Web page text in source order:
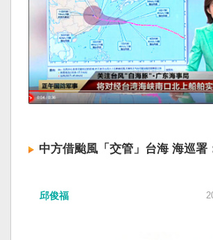
有中國國徽，趕緊再次上網購買台
動前一日廠商把活動道具集中一處
一次買錯的表演帽拿掉，另一組場
道具全部帶到現場布置。 廠商昨坦
失；觀光署署長陳玉秀表示，這次
會依照委辦契約狀況處理，日月潭
託單位，現場監督不到位也有責任
件接連發生，就要問我們的公務體
友頭上，不能查完原因就算了。 「
應，是國際社會應該團結反制的惡
接受統戰滲透和紅色恐怖、不會坐
黑手伸進台灣，或任何自由國家與
視北京黑手伸進台灣 賴清德指出，
顧國際反對，實施「民族團結進步
「對中政策跨國議會聯盟」（IPAC
明，譴責嚴重違反基本人權。他感
受IPAC的聲明，台灣會給予堅定的
更透過跨國鎮壓手段，對世界各國
中方借颱風「交管」台海 海巡署
「將對經過台灣海峽南口北上船舶
邱俊福